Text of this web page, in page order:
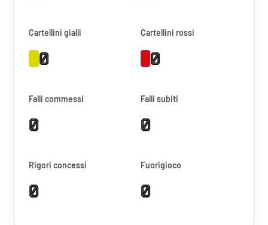
Cartellini gialli
0
Cartellini rossi
0
Falli commessi
0
Falli subiti
0
Rigori concessi
0
Fuorigioco
0